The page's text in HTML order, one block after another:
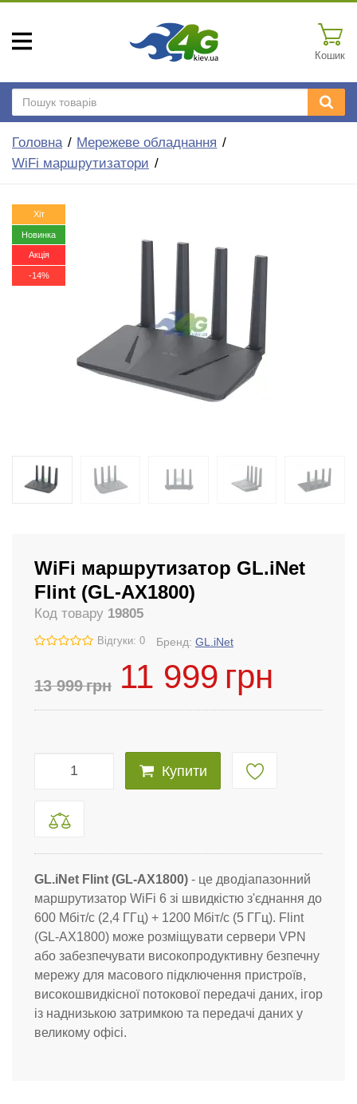
Кошик
Головна
Мережеве обладнання
WiFi маршрутизатори
Хіт
Новинка
Акція
-14%
WiFi маршрутизатор GL.iNet
Flint (GL-AX1800)
Код товару 19805
Відгуки: 0 Бренд: GL.iNet
13 999грн 11 999 грн
Купити
GL.iNet Flint (GL-AX1800) - це дводіапазонний
маршрутизатор WiFi 6 зі швидкістю з'єднання до
600 Мбіт/с (2,4 ГГц) + 1200 Мбіт/с (5 ГГц). Flint
(GL-AX1800) може розміщувати сервери VPN
або забезпечувати високопродуктивну безпечну
мережу для масового підключення пристроїв,
високошвидкісної потокової передачі даних, ігор
із наднизькою затримкою та передачі даних у
великому офісі.